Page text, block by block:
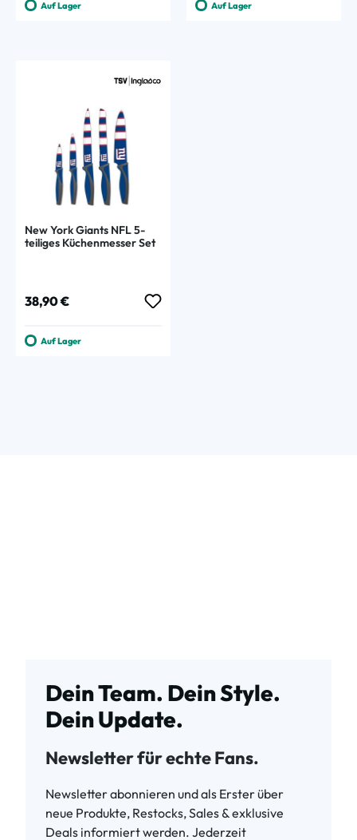
Auf Lager Auf Lager
New York Giants NFL 5-
teiliges Küchenmesser Set
Regulärer Preis:
38,90 €
Auf Lager
Dein Team. Dein Style.
Dein Update.
Newsletter für echte Fans.
Newsletter abonnieren und als Erster über
neue Produkte, Restocks, Sales & exklusive
Deals informiert werden. Jederzeit